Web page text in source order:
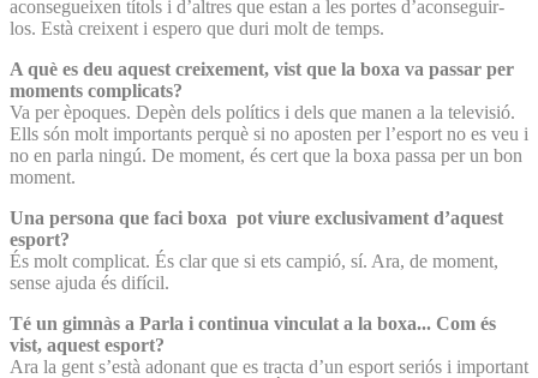
aconsegueixen títols i d’altres que estan a les portes d’aconseguir-
los. Està creixent i espero que duri molt de temps.
A què es deu aquest creixement, vist que la boxa va passar per
moments complicats?
Va per èpoques. Depèn dels polítics i dels que manen a la televisió.
Ells són molt importants perquè si no aposten per l’esport no es veu i
no en parla ningú. De moment, és cert que la boxa passa per un bon
moment.
Una persona que faci boxa pot viure exclusivament d’aquest
esport?
És molt complicat. És clar que si ets campió, sí. Ara, de moment,
sense ajuda és difícil.
Té un gimnàs a Parla i continua vinculat a la boxa... Com és
vist, aquest esport?
Ara la gent s’està adonant que es tracta d’un esport seriós i important